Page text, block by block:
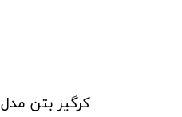
کرگیر بتن مدل 2550 کد X